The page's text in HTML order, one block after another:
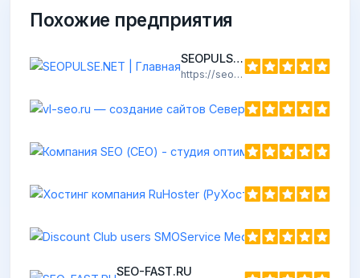
Похожие предприятия
SEOPULSE.NET | Главная
https://seopulse.net
Хостинг
https://seo-soft.ru
Discount Club
https://seo-cy.com
SEO-FAST.RU